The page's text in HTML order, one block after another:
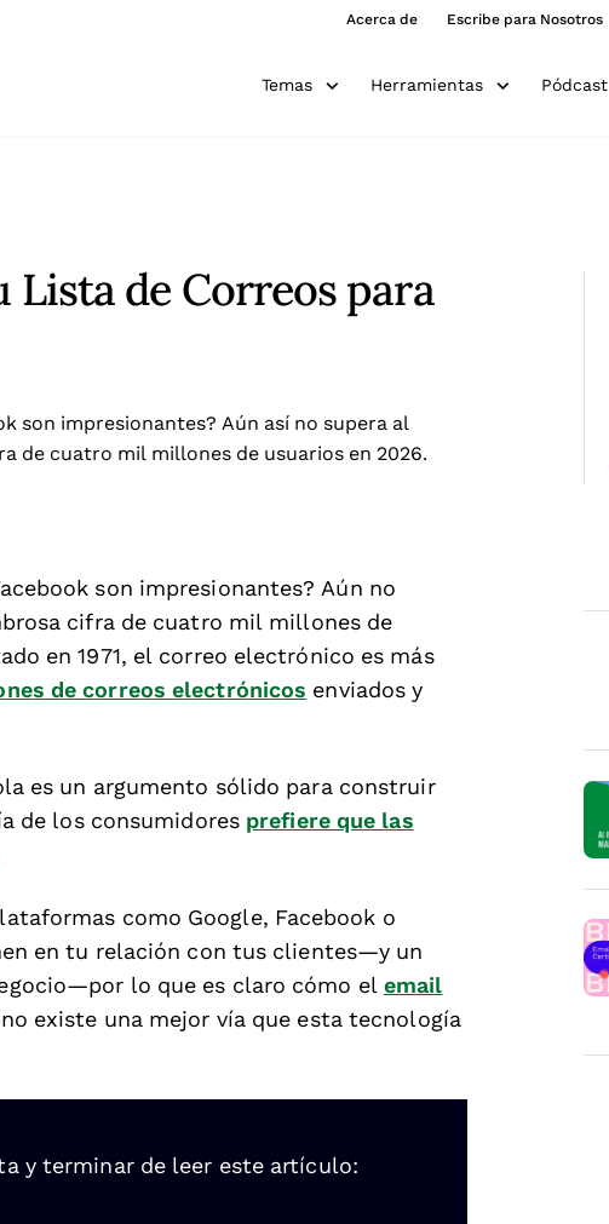
Acerca de Escribe para Nosotros
Temas Herramientas Pódcast
Lista de Correos para
son impresionantes? Aún así no supera al
de cuatro mil millones de usuarios en 2026.
son impresionantes? Aún no
cifra de cuatro mil millones de
en 1971, el correo electrónico es más
de correos electrónicos enviados y
es un argumento sólido para construir
de los consumidores prefiere que las
como Google, Facebook o
en tu relación con tus clientes—y un
lo que es claro cómo el email
existe una mejor vía que esta tecnología
y terminar de leer este artículo: